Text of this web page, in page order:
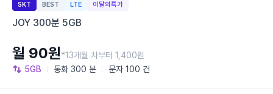
SKT BEST LTE 이달의특가
JOY 300분 5GB
5GB 통화 300 분 문자 100 건
월 90원*13개월 차부터 1,400원